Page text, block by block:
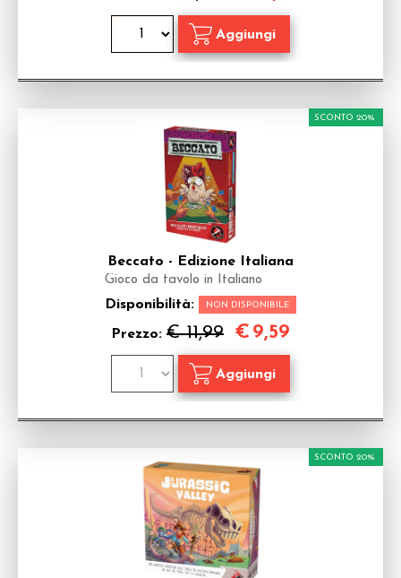
Beccato - Edizione Italiana
Gioco da tavolo in Italiano
Disponibilità: NON DISPONIBILE
Prezzo: € 11,99
SCONTO 20%
€ 9,59
SCONTO 20%